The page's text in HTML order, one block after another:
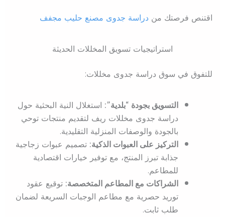
اقتنص فرصتك من دراسة جدوى مصنع حليب مجفف
استراتيجيات تسويق المخللات الحديثة
للتفوق في سوق دراسة جدوى مخللات:
التسويق بجودة “بلدية”:استغلال النية البحثية حول
دراسة جدوى مخللات ريف لتقديم منتجات توحي
بالجودة والوصفات المنزلية التقليدية.
التركيز على العبوات الذكية:تصميم عبوات زجاجية
جذابة تبرز المنتج، مع توفير خيارات اقتصادية
للمطاعم.
الشراكات مع المطاعم المتخصصة:توقيع عقود
توريد حصرية مع مطاعم الوجبات السريعة لضمان
طلب ثابت.